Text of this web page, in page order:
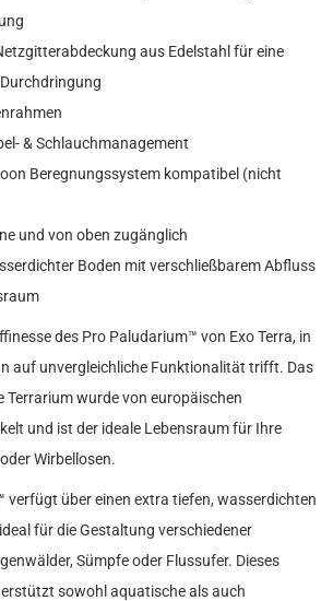
aus Edelstahl für eine
& Schlauchmanagement
Beregnungssystem kompatibel (nicht
und von oben zugänglich
Boden mit verschließbarem Abfluss
des Pro Paludarium™ von Exo Terra, in
auf unvergleichliche Funktionalität trifft. Das
Terrarium wurde von europäischen
und ist der ideale Lebensraum für Ihre
Wirbellosen.
verfügt über einen extra tiefen, wasserdichten
für die Gestaltung verschiedener
Sümpfe oder Flussufer. Dieses
sowohl aquatische als auch